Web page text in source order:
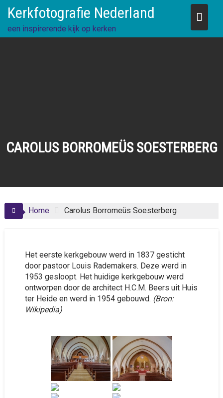
content
Kerkfotografie Nederland
een inspirerende kijk op kerken
CAROLUS BORROMEÜS SOESTERBERG
Home Carolus Borromeüs Soesterberg
Het eerste kerkgebouw werd in 1837 gesticht
door pastoor Louis Rademakers. Deze werd in
1953 gesloopt. Het huidige kerkgebouw werd
ontworpen door de architect H.C.M. Beers uit Huis
ter Heide en werd in 1954 gebouwd. (Bron:
Wikipedia)